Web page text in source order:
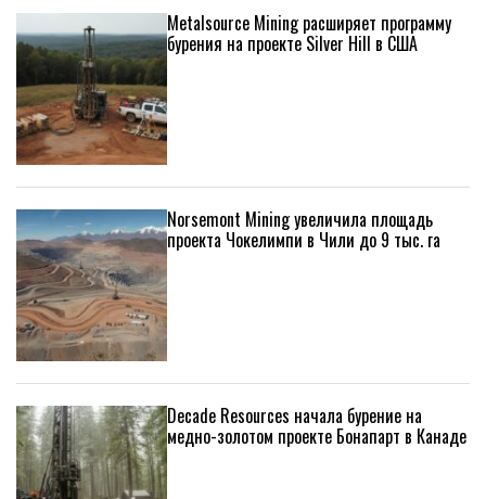
Metalsource Mining расширяет программу
бурения на проекте Silver Hill в США
Norsemont Mining увеличила площадь
проекта Чокелимпи в Чили до 9 тыс. га
Decade Resources начала бурение на
медно-золотом проекте Бонапарт в Канаде